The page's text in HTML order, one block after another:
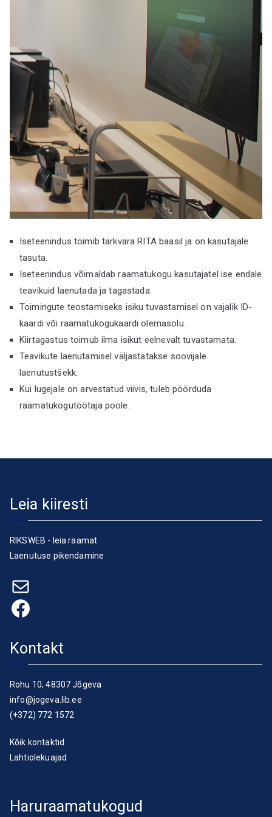
Iseteenindus toimib tarkvara RITA baasil ja on kasutajale
tasuta.
Iseteenindus võimaldab raamatukogu kasutajatel ise endale
teavikuid laenutada ja tagastada.
Toimingute teostamiseks isiku tuvastamisel on vajalik ID-
kaardi või raamatukogukaardi olemasolu.
Kiirtagastus toimub ilma isikut eelnevalt tuvastamata.
Teavikute laenutamisel väljastatakse soovijale
laenutustšekk.
Kui lugejale on arvestatud viivis, tuleb pöörduda
raamatukogutöötaja poole.
Leia kiiresti
RIKSWEB - leia raamat
Laenutuse pikendamine
E-post
Facebook
Kontakt
Rohu 10, 48307 Jõgeva
info@jogeva.lib.ee
(+372) 772 1572
Kõik kontaktid
Lahtiolekuajad
Haruraamatukogud